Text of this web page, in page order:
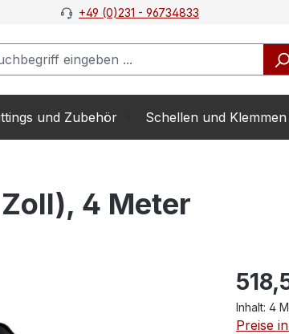
+49 (0)231 - 96734833
und Zubehör Schellen und Klemmen
4 Meter
Inhalt: 4
Preise